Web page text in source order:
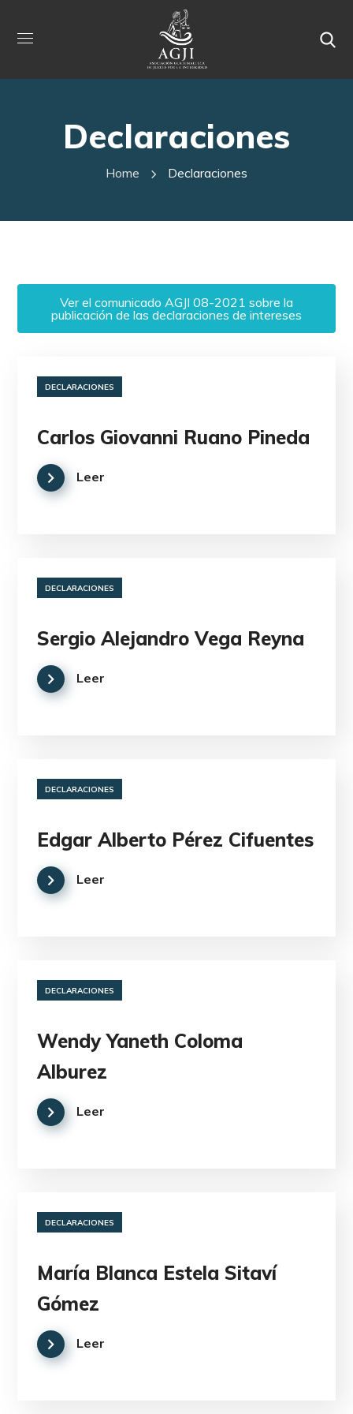
Declaraciones
Home Declaraciones
Ver el comunicado AGJI 08-2021 sobre la
publicación de las declaraciones de intereses
DECLARACIONES
Carlos Giovanni Ruano Pineda
Leer
DECLARACIONES
Sergio Alejandro Vega Reyna
Leer
DECLARACIONES
Edgar Alberto Pérez Cifuentes
Leer
DECLARACIONES
Wendy Yaneth Coloma
Alburez
Leer
DECLARACIONES
María Blanca Estela Sitaví
Gómez
Leer